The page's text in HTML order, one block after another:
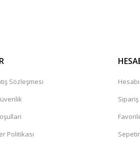
Sözleşmesi
Politikası